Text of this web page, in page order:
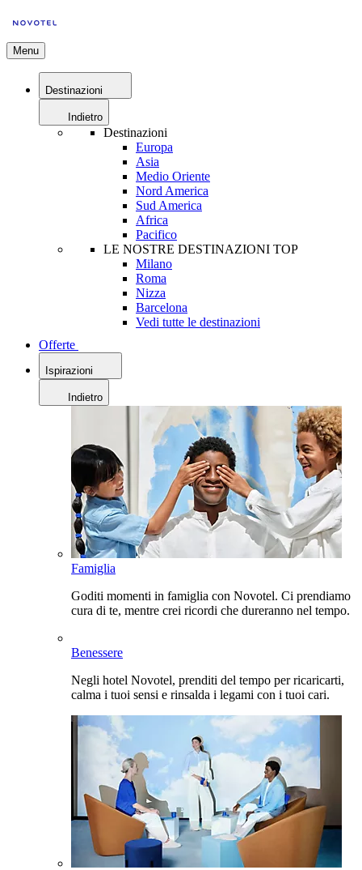
Menu
Destinazioni
Indietro
Destinazioni
Europa
Asia
Medio Oriente
Nord America
Sud America
Africa
Pacifico
LE NOSTRE DESTINAZIONI TOP
Milano
Roma
Nizza
Barcelona
Vedi tutte le destinazioni
Offerte
Ispirazioni
Indietro
Famiglia
Goditi momenti in famiglia con Novotel. Ci prendiamo
cura di te, mentre crei ricordi che dureranno nel tempo.
Benessere
Negli hotel Novotel, prenditi del tempo per ricaricarti,
calma i tuoi sensi e rinsalda i legami con i tuoi cari.